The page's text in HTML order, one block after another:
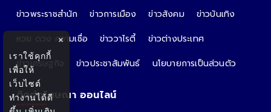
ข่าวพระราชสำนัก ข่าวการเมือง ข่าวสังคม
ข่าวบันเทิง
หวย ดวง ความเชื่อ
ข่าววาไรตี้
ข่าวต่างประเทศ
ข่าวเศรษฐกิจ
ข่าวประชาสัมพันธ์ นโยบายการเป็นส่วนตัว
ติดต่อโฆษณา ออนไลน์
×
เราใช้คุกกี้
เพื่อให้
เว็บไซต์
ทำงานได้ดี